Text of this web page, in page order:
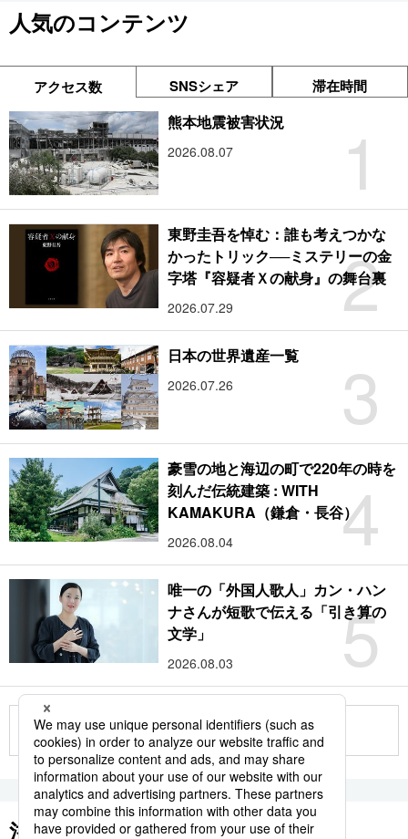
人気のコンテンツ
アクセス数 SNSシェア 滞在時間
1
熊本地震被害状況
2026.08.07
2
東野圭吾を悼む：誰も考えつかな
かったトリック──ミステリーの金
字塔『容疑者Ｘの献身』の舞台裏
2026.07.29
3
日本の世界遺産一覧
2026.07.26
4
豪雪の地と海辺の町で220年の時を
刻んだ伝統建築 : WITH
KAMAKURA（鎌倉・長谷）
2026.08.04
5
唯一の「外国人歌人」カン・ハン
ナさんが短歌で伝える「引き算の
文学」
2026.08.03
もっと見る
注目のキーワード